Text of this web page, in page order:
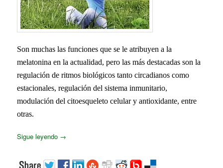
Son muchas las funciones que se le atribuyen a la
melatonina en la actualidad, pero las más destacadas son la
regulación de ritmos biológicos tanto circadianos como
estacionales, regulación del sistema inmunitario,
modulación del citoesqueleto celular y antioxidante, entre
otras.
Sigue leyendo →